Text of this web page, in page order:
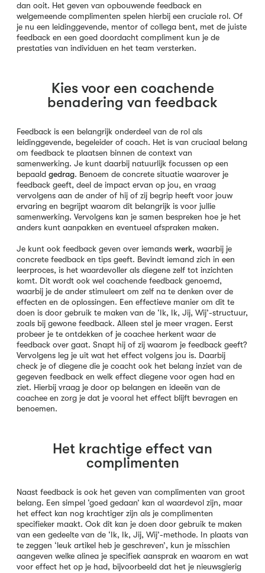
dan ooit. Het geven van opbouwende feedback en
welgemeende complimenten spelen hierbij een cruciale rol. Of
je nu een leidinggevende, mentor of collega bent, met de juiste
feedback en een goed doordacht compliment kun je de
prestaties van individuen en het team versterken.
Kies voor een coachende
benadering van feedback
Feedback is een belangrijk onderdeel van de rol als
leidinggevende, begeleider of coach. Het is van cruciaal belang
om feedback te plaatsen binnen de context van
samenwerking. Je kunt daarbij natuurlijk focussen op een
bepaald gedrag. Benoem de concrete situatie waarover je
feedback geeft, deel de impact ervan op jou, en vraag
vervolgens aan de ander of hij of zij begrip heeft voor jouw
ervaring en begrijpt waarom dit belangrijk is voor jullie
samenwerking. Vervolgens kan je samen bespreken hoe je het
anders kunt aanpakken en eventueel afspraken maken.
Je kunt ook feedback geven over iemands werk, waarbij je
concrete feedback en tips geeft. Bevindt iemand zich in een
leerproces, is het waardevoller als diegene zelf tot inzichten
komt. Dit wordt ook wel coachende feedback genoemd,
waarbij je de ander stimuleert om zelf na te denken over de
effecten en de oplossingen. Een effectieve manier om dit te
doen is door gebruik te maken van de ‘Ik, Ik, Jij, Wij’-structuur,
zoals bij gewone feedback. Alleen stel je meer vragen. Eerst
probeer je te ontdekken of je coachee herkent waar de
feedback over gaat. Snapt hij of zij waarom je feedback geeft?
Vervolgens leg je uit wat het effect volgens jou is. Daarbij
check je of diegene die je coacht ook het belang inziet van de
gegeven feedback en welk effect diegene voor ogen had en
ziet. Hierbij vraag je door op belangen en ideeën van de
coachee en zorg je dat je vooral het effect blijft bevragen en
benoemen.
Het krachtige effect van
complimenten
Naast feedback is ook het geven van complimenten van groot
belang. Een simpel ‘goed gedaan’ kan al waardevol zijn, maar
het effect kan nog krachtiger zijn als je complimenten
specifieker maakt. Ook dit kan je doen door gebruik te maken
van een gedeelte van de ‘Ik, Ik, Jij, Wij’-methode. In plaats van
te zeggen ‘leuk artikel heb je geschreven’, kun je misschien
aangeven welke alinea je specifiek aansprak en waarom en wat
voor effect het op je had, bijvoorbeeld dat het je nieuwsgierig